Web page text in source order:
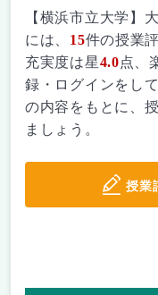
【横浜市立大学】
には、 15件の授業
充実度は星4.0点、
録・ログインをし
の内容をもとに、
ましょう。
授業